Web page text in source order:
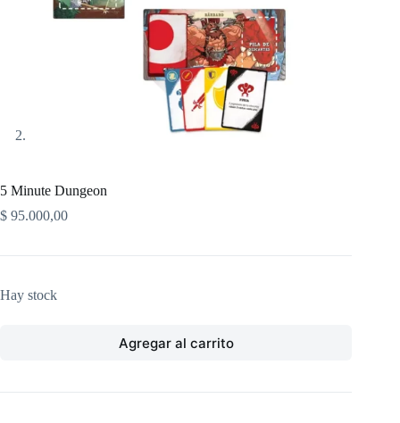
5 Minute Dungeon
$ 95.000,00
Hay stock
Agregar al carrito